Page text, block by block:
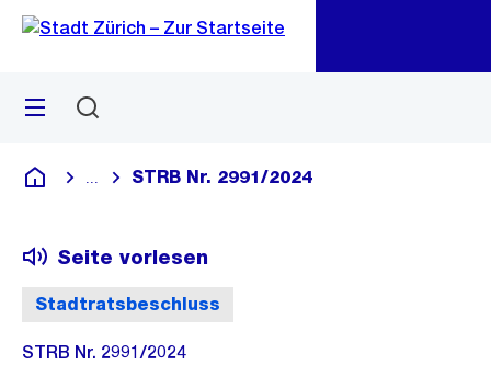
Navigation
Sprunglink
Menü
Deutsch
Blende alle Breadcrumbs ein
STRB Nr. 2991/2024
Stadtratsbeschluss
Seite vorlesen
STRB Nr. 2991/2024